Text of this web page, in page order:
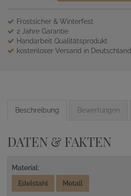
Frostsicher & Winterfest
2 Jahre Garantie
Handarbeit Qualitätsprodukt
kostenloser Versand in Deutschland
Beschreibung Bewertungen
DATEN & FAKTEN
Material:
Edelstahl
Metall